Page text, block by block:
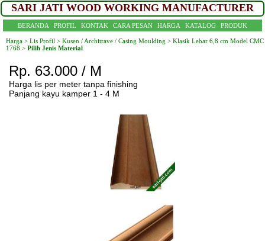
SARI JATI WOOD WORKING MANUFACTURER
BERANDA PROFIL KONTAK CARA PESAN HARGA KATALOG PRODUK
Harga > Lis Profil > Kusen / Architrave / Casing Moulding > Klasik Lebar 6,8 cm Model CMC
1768 > Pilih Jenis Material
Rp. 63.000 / M
Harga lis per meter tanpa finishing
Panjang kayu kamper 1 - 4 M